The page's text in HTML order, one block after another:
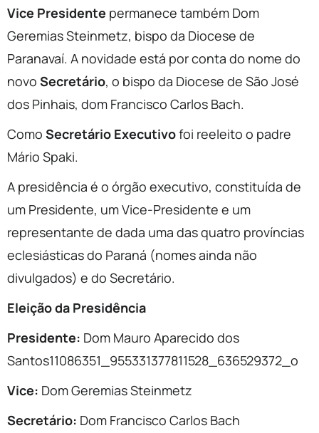
Vice Presidente permanece também Dom
Geremias Steinmetz, bispo da Diocese de
Paranavaí. A novidade está por conta do nome do
novo Secretário, o bispo da Diocese de São José
dos Pinhais, dom Francisco Carlos Bach.
Como Secretário Executivofoi reeleito o padre
Mário Spaki.
A presidência é o órgão executivo, constituída de
um Presidente, um Vice-Presidente e um
representante de dada uma das quatro províncias
eclesiásticas do Paraná (nomes ainda não
divulgados) e do Secretário.
Eleição da Presidência
Presidente: Dom Mauro Aparecido dos
Santos11086351_955331377811528_636529372_o
Vice: Dom Geremias Steinmetz
Secretário: Dom Francisco Carlos Bach